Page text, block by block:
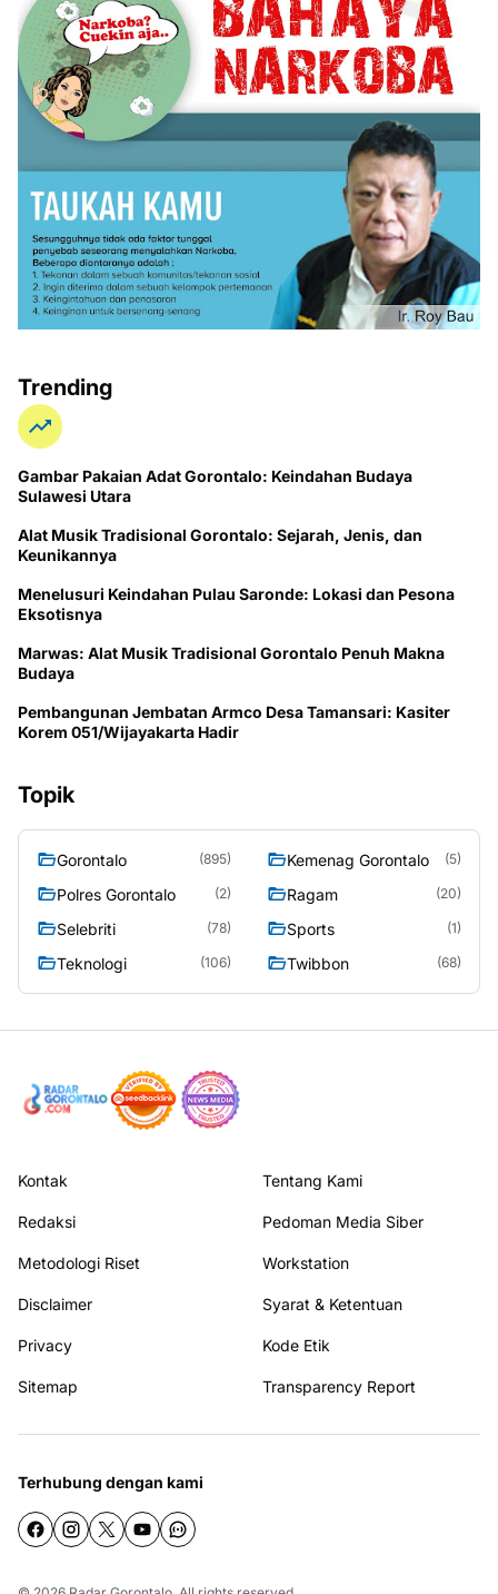
Trending
Gambar Pakaian Adat Gorontalo: Keindahan Budaya
Sulawesi Utara
Alat Musik Tradisional Gorontalo: Sejarah, Jenis, dan
Keunikannya
Menelusuri Keindahan Pulau Saronde: Lokasi dan Pesona
Eksotisnya
Marwas: Alat Musik Tradisional Gorontalo Penuh Makna
Budaya
Pembangunan Jembatan Armco Desa Tamansari: Kasiter
Korem 051/Wijayakarta Hadir
Topik
Gorontalo (895) Kemenag Gorontalo (5)
Polres Gorontalo (2) Ragam (20)
Selebriti (78) Sports (1)
Teknologi (106) Twibbon (68)
Kontak Tentang Kami
Redaksi Pedoman Media Siber
Metodologi Riset Workstation
Disclaimer Syarat & Ketentuan
Privacy Kode Etik
Sitemap Transparency Report
Terhubung dengan kami